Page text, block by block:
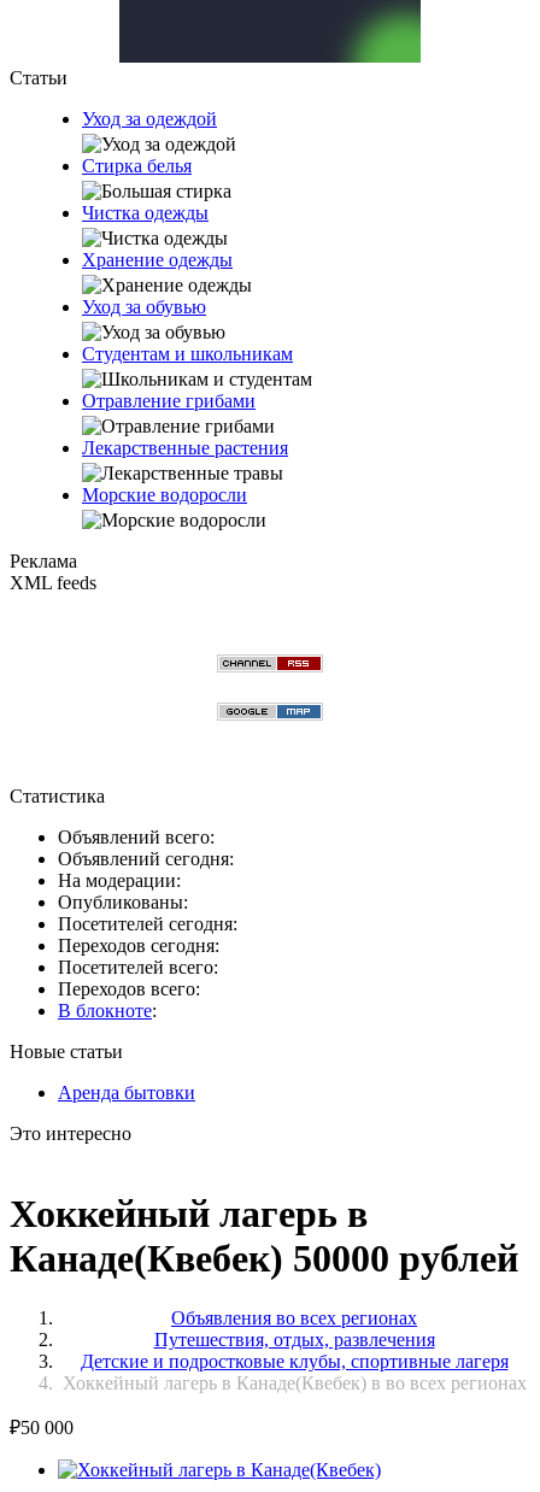
Статьи
Уход за одеждой
Стирка белья
Чистка одежды
Хранение одежды
Уход за обувью
Студентам и школьникам
Отравление грибами
Лекарственные растения
Морские водоросли
Реклама
XML feeds
Статистика
Объявлений всего:
Объявлений сегодня:
На модерации:
Опубликованы:
Посетителей сегодня:
Переходов сегодня:
Посетителей всего:
Переходов всего:
В блокноте:
Новые статьи
Аренда бытовки
Это интересно
Хоккейный лагерь в
Канаде(Квебек) 50000 рублей
Объявления во всех регионах
Путешествия, отдых, развлечения
Детские и подростковые клубы, спортивные лагеря
Хоккейный лагерь в Канаде(Квебек) в во всех регионах
₽50 000